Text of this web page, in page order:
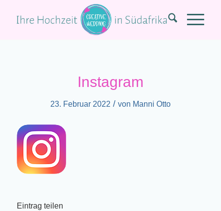
Instagram
23. Februar 2022 / von Manni Otto
Eintrag teilen